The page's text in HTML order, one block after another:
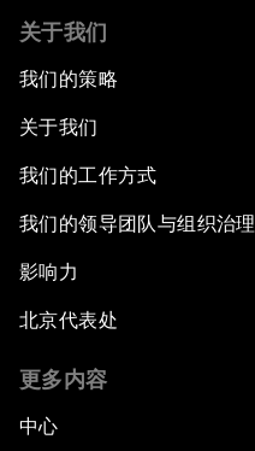
关于我们
我们的策略
关于我们
我们的工作方式
我们的领导团队与组织治理
影响力
北京代表处
更多内容
中心